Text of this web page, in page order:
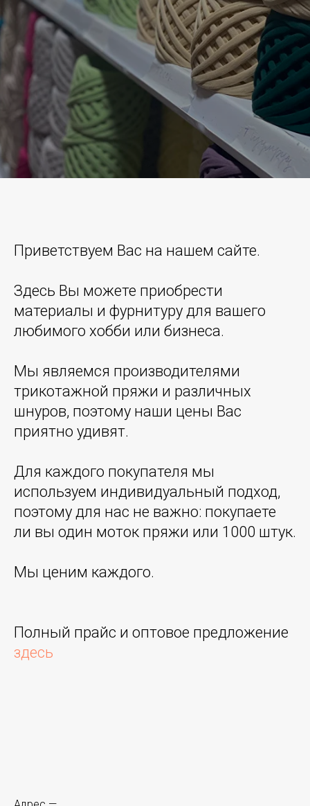
Приветствуем Вас на нашем сайте.
Здесь Вы можете приобрести
материалы и фурнитуру для вашего
любимого хобби или бизнеса.
Мы являемся производителями
трикотажной пряжи и различных
шнуров, поэтому наши цены Вас
приятно удивят.
Для каждого покупателя мы
используем индивидуальный подход,
поэтому для нас не важно: покупаете
ли вы один моток пряжи или 1000 штук.
Мы ценим каждого.
Полный прайс и оптовое предложение
здесь